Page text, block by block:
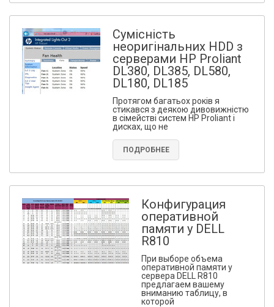
Сумісність
неоригінальних HDD з
серверами HP Proliant
DL380, DL385, DL580,
DL180, DL185
Протягом багатьох років я
стикався з деякою дивовижністю
в сімействі систем HP Proliant і
дисках, що не
ПОДРОБНЕЕ
Конфигурация
оперативной
памяти у DELL
R810
При выборе объема
оперативной памяти у
сервера DELL R810
предлагаем вашему
вниманию таблицу, в
которой